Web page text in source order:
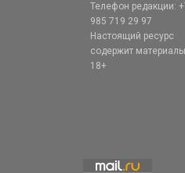
Телефон редакции:
985 719 29 97
Настоящий ресурс
содержит
18+